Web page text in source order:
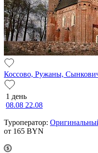
Коссово, Ружаны,
1 день
08.08 22.08
Туроператор:
от 165 BYN